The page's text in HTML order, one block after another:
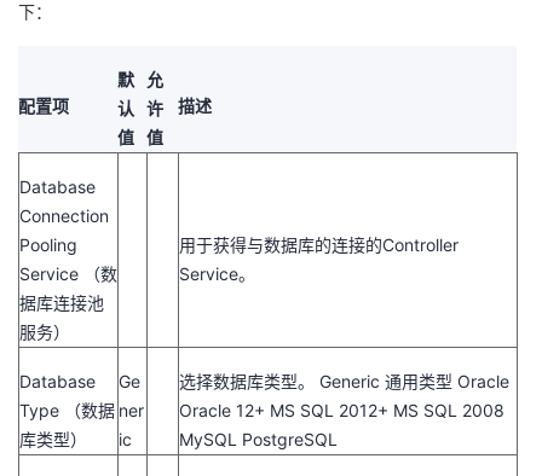
播
活
动
的
关
注
我
的
开
者
我
的
我
支
下：
配置项
默
认
值
允
许
值
描述
Database
Connection
Pooling
Service （数
据库连接池
服务）
用于获得与数据库的连接的Controller
Service。
Database
Type （数据
库类型）
Ge
ner
ic
选择数据库类型。 Generic 通用类型 Oracle
Oracle 12+ MS SQL 2012+ MS SQL 2008
MySQL PostgreSQL